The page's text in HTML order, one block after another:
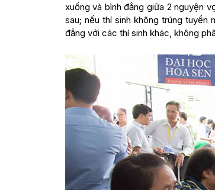
xuống và bình đẳng giữa 2 nguyện
sau; nếu thí sinh không trúng
đẳng với các thí sinh khác, không